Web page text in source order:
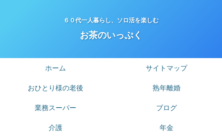
６０代一人暮らし、ソロ活を楽しむ
お茶のいっぷく
ホーム サイトマップ
おひとり様の老後 熟年離婚
業務スーパー ブログ
介護 年金